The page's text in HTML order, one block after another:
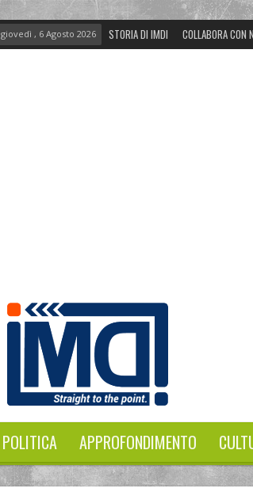
giovedì , 6 Agosto 2026 STORIA DI IMDI COLLABORA CON
POLITICA APPROFONDIMENTO